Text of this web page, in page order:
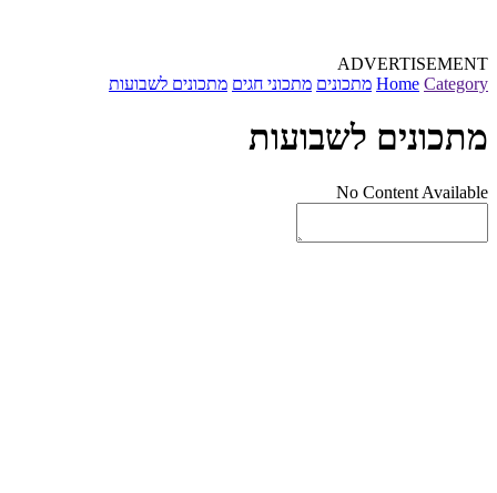
ADVERTISEMENT
Home Category מתכונים מתכוני חגים מתכונים לשבועות
מתכונים לשבועות
No Content Available